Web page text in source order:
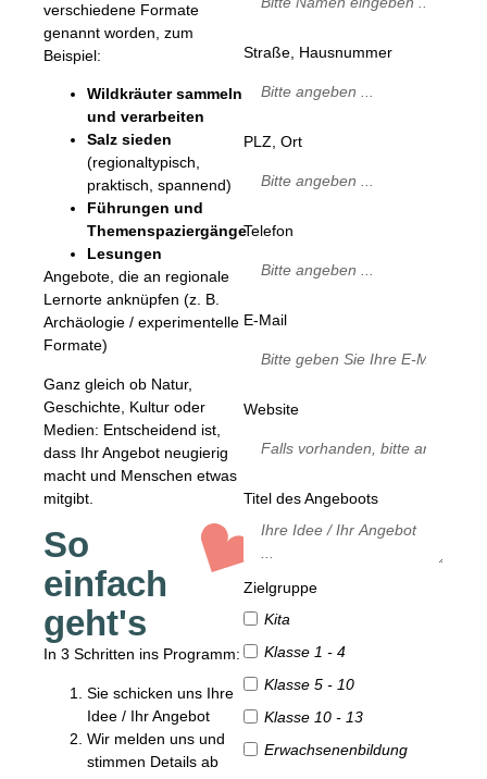
verschiedene Formate
genannt worden, zum
Beispiel:
Wildkräuter sammeln
und verarbeiten
Salz sieden
(regionaltypisch,
praktisch, spannend)
Führungen und
Themenspaziergänge
Lesungen
Angebote, die an regionale
Lernorte anknüpfen (z. B.
Archäologie / experimentelle
Formate)
Ganz gleich ob Natur,
Geschichte, Kultur oder
Medien: Entscheidend ist,
dass Ihr Angebot neugierig
macht und Menschen etwas
mitgibt.
So
einfach
geht's
In 3 Schritten ins Programm:
Sie schicken uns Ihre
Idee / Ihr Angebot
Wir melden uns und
stimmen Details ab
Straße, Hausnummer
PLZ, Ort
Telefon
E-Mail
Website
Titel des Angeboots
Zielgruppe
Kita
Klasse 1 - 4
Klasse 5 - 10
Klasse 10 - 13
Erwachsenenbildung